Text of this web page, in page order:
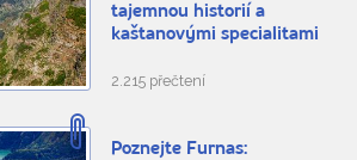
tajemnou historií a
kaštanovými specialitami
2.215 přečtení
Poznejte Furnas: